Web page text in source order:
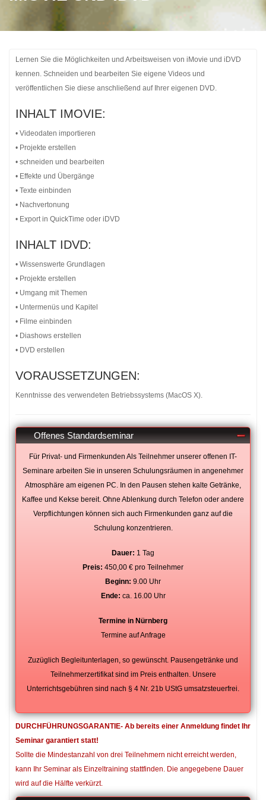
Lernen Sie die Möglichkeiten und Arbeitsweisen von iMovie und iDVD
kennen. Schneiden und bearbeiten Sie eigene Videos und
veröffentlichen Sie diese anschließend auf Ihrer eigenen DVD.
INHALT IMOVIE:
• Videodaten importieren
• Projekte erstellen
• schneiden und bearbeiten
• Effekte und Übergänge
• Texte einbinden
• Nachvertonung
• Export in QuickTime oder iDVD
INHALT IDVD:
• Wissenswerte Grundlagen
• Projekte erstellen
• Umgang mit Themen
• Untermenüs und Kapitel
• Filme einbinden
• Diashows erstellen
• DVD erstellen
VORAUSSETZUNGEN:
Kenntnisse des verwendeten Betriebssystems (MacOS X).
Offenes Standardseminar
Für Privat- und Firmenkunden Als Teilnehmer unserer offenen IT-
Seminare arbeiten Sie in unseren Schulungsräumen in angenehmer
Atmosphäre am eigenen PC. In den Pausen stehen kalte Getränke,
Kaffee und Kekse bereit. Ohne Ablenkung durch Telefon oder andere
Verpflichtungen können sich auch Firmenkunden ganz auf die
Schulung konzentrieren.
Dauer: 1 Tag
Preis: 450,00 € pro Teilnehmer
Beginn: 9.00 Uhr
Ende: ca. 16.00 Uhr
Termine in Nürnberg
Termine auf Anfrage
Zuzüglich Begleitunterlagen, so gewünscht. Pausengetränke und
Teilnehmerzertifikat sind im Preis enthalten. Unsere
Unterrichtsgebühren sind nach § 4 Nr. 21b UStG umsatzsteuerfrei.
DURCHFÜHRUNGSGARANTIE- Ab bereits einer Anmeldung findet Ihr
Seminar garantiert statt!
Sollte die Mindestanzahl von drei Teilnehmern nicht erreicht werden,
kann Ihr Seminar als Einzeltraining stattfinden. Die angegebene Dauer
wird auf die Hälfte verkürzt.